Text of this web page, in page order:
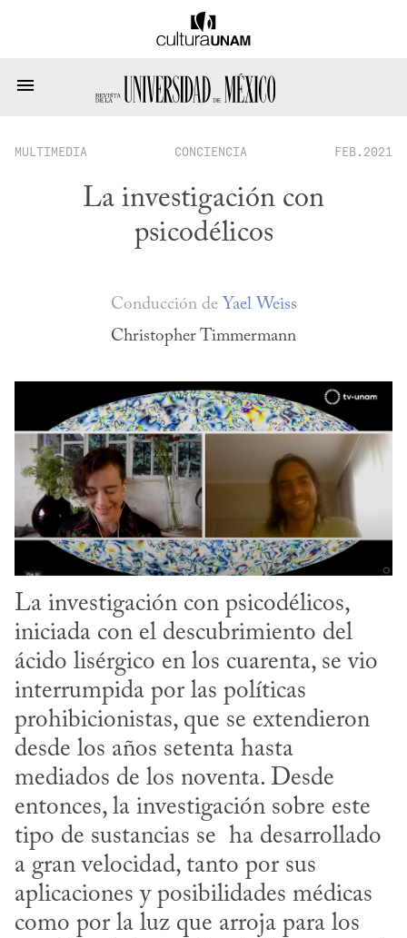
MULTIMEDIA CONCIENCIA FEB.2021
La investigación con
psicodélicos
Conducción de Yael Weiss
Christopher Timmermann
La investigación con psicodélicos,
iniciada con el descubrimiento del
ácido lisérgico en los cuarenta, se vio
interrumpida por las políticas
prohibicionistas, que se extendieron
desde los años setenta hasta
mediados de los noventa. Desde
entonces, la investigación sobre este
tipo de sustancias se  ha desarrollado
a gran velocidad, tanto por sus
aplicaciones y posibilidades médicas
como por la luz que arroja para los